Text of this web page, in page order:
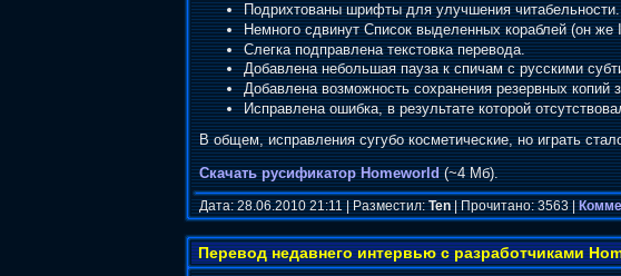
Подрихтованы шрифты для улучшения читабельности.
Немного сдвинут Список выделенных кораблей (он же
Слегка подправлена текстовка перевода.
Добавлена небольшая пауза к спичам с русскими
Добавлена возможность сохранения резервных
Исправлена ошибка, в результате которой
В общем, исправления сугубо косметические, но играть
Скачать русификатор Homeworld(~4 Мб).
Дата: 28.06.2010 21:11 | Разместил:Ten| Прочитано: 3563 |
Перевод недавнего интервью с разработчиками